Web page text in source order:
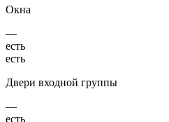
Окна
—
есть
есть
Двери входной группы
—
есть